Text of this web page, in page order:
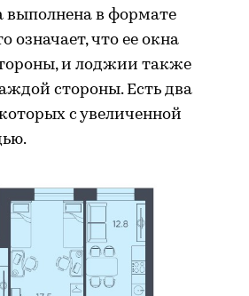
выполнена в формате
означает, что ее окна
и лоджии также
стороны. Есть два
с увеличенной